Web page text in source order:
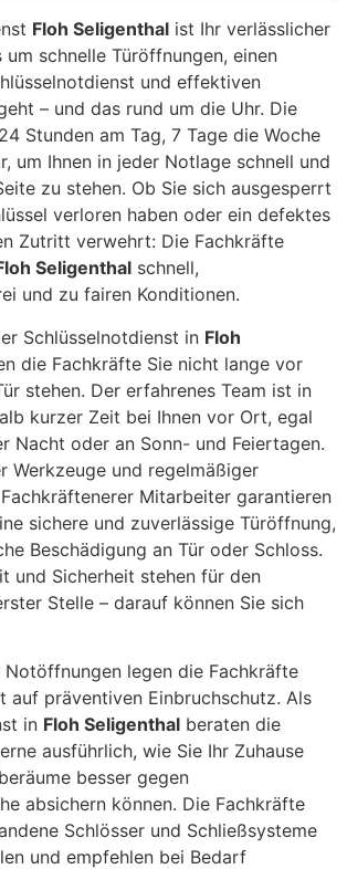
Floh Seligenthal ist Ihr verlässlicher
um schnelle Türöffnungen, einen
und effektiven
– und das rund um die Uhr. Die
Stunden am Tag, 7 Tage die Woche
um Ihnen in jeder Notlage schnell und
zu stehen. Ob Sie sich ausgesperrt
verloren haben oder ein defektes
Zutritt verwehrt: Die Fachkräfte
Seligenthal schnell,
und zu fairen Konditionen.
Schlüsselnotdienst in Floh
die Fachkräfte Sie nicht lange vor
stehen. Der erfahrenes Team ist in
kurzer Zeit bei Ihnen vor Ort, egal
Nacht oder an Sonn- und Feiertagen.
Werkzeuge und regelmäßiger
Mitarbeiter garantieren
sichere und zuverlässige Türöffnung,
Beschädigung an Tür oder Schloss.
und Sicherheit stehen für den
Stelle – darauf können Sie sich
Notöffnungen legen die Fachkräfte
auf präventiven Einbruchschutz. Als
in Floh Seligenthal beraten die
ausführlich, wie Sie Ihr Zuhause
besser gegen
absichern können. Die Fachkräfte
Schlösser und Schließsysteme
und empfehlen bei Bedarf